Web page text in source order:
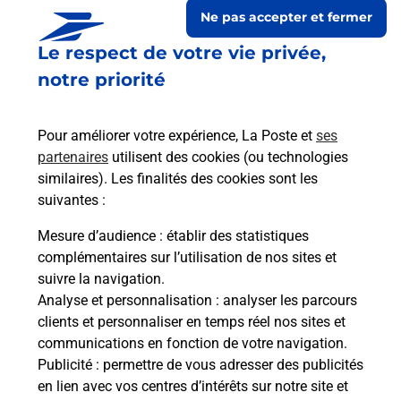
Le respect de votre vie privée,
notre priorité
Pour améliorer votre expérience, La Poste et ses
partenaires utilisent des cookies (ou technologies
similaires). Les finalités des cookies sont les
suivantes :
Mesure d’audience : établir des statistiques
complémentaires sur l’utilisation de nos sites et
suivre la navigation.
Analyse et personnalisation : analyser les parcours
clients et personnaliser en temps réel nos sites et
communications en fonction de votre navigation.
Publicité : permettre de vous adresser des publicités
en lien avec vos centres d’intérêts sur notre site et
Ne pas accepter et fermer
Prochaine collecte du courriersamedià 08h00
12 Rue Principale
10400 Bouy Sur Orvin
Itinéraire
Le lien s'ouvre dans un nouvel onglet